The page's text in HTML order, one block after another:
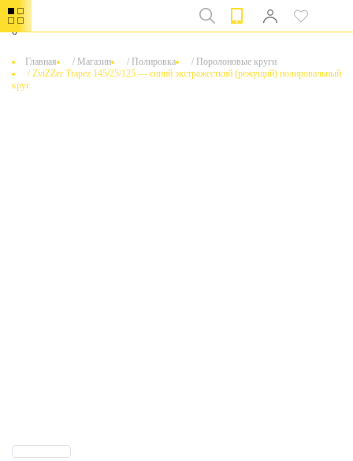
0
Главная / Магазин / Полировка / Поролоновые круги
/ZviZZer Trapez 145/25/125 — синий экстражесткий (режущий) полировальный
круг